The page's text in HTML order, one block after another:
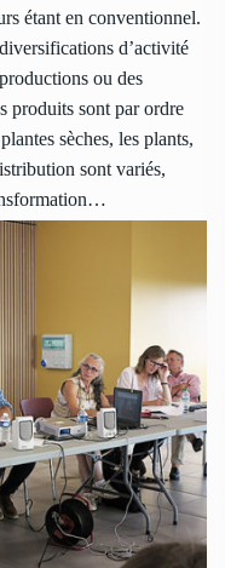
étant en conventionnel.
d’activité
ou des
produits sont par ordre
sèches, les plants,
sont variés,